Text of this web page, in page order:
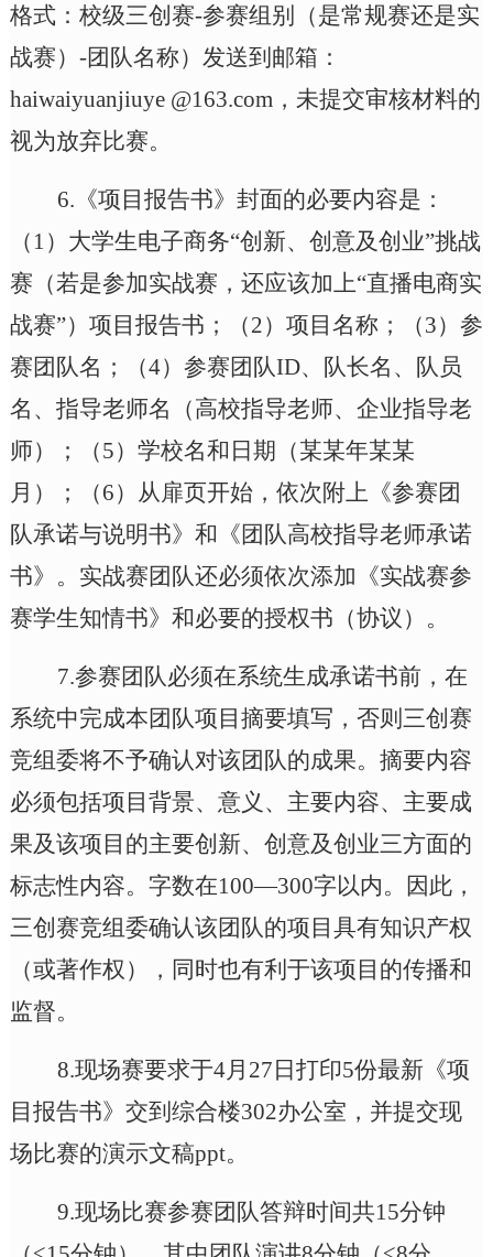
格式：校级三创赛-参赛组别（是常规赛还是实
战赛）-团队名称）发送到邮箱：
haiwaiyuanjiuye @163.com，未提交审核材料的
视为放弃比赛。
6.《项目报告书》封面的必要内容是：
（1）大学生电子商务“创新、创意及创业”挑战
赛（若是参加实战赛，还应该加上“直播电商实
战赛”）项目报告书；（2）项目名称；（3）参
赛团队名；（4）参赛团队ID、队长名、队员
名、指导老师名（高校指导老师、企业指导老
师）；（5）学校名和日期（某某年某某
月）；（6）从扉页开始，依次附上《参赛团
队承诺与说明书》和《团队高校指导老师承诺
书》。实战赛团队还必须依次添加《实战赛参
赛学生知情书》和必要的授权书（协议）。
7.参赛团队必须在系统生成承诺书前，在
系统中完成本团队项目摘要填写，否则三创赛
竞组委将不予确认对该团队的成果。摘要内容
必须包括项目背景、意义、主要内容、主要成
果及该项目的主要创新、创意及创业三方面的
标志性内容。字数在100—300字以内。因此，
三创赛竞组委确认该团队的项目具有知识产权
（或著作权 ）
，同时也有利于该项目的传播和
监督。
8.现场赛要求于4月27日打印5份最新《项
目报告书》交到综合楼302办公室，并提交现
场比赛的演示文稿ppt。
9.现场比赛参赛团队答辩时间共15分钟